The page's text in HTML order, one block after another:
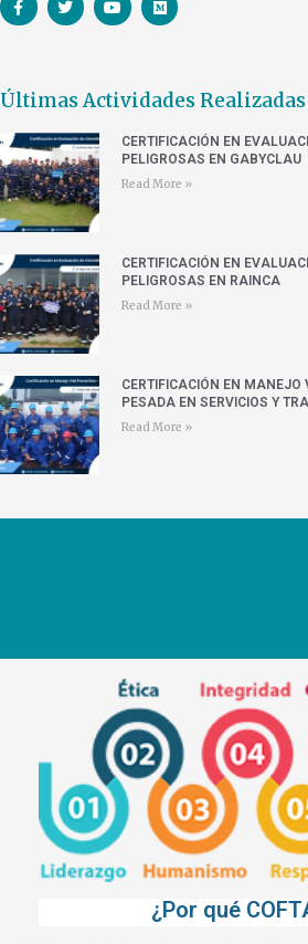
Últimas Actividades Realizadas
CERTIFICACIÓN EN
PELIGROSAS EN GABYCLAU
Read More »
CERTIFICACIÓN EN
PELIGROSAS EN RAINCA
Read More »
CERTIFICACIÓN EN
PESADA EN SERVICIOS Y
Read More »
¿Por qué